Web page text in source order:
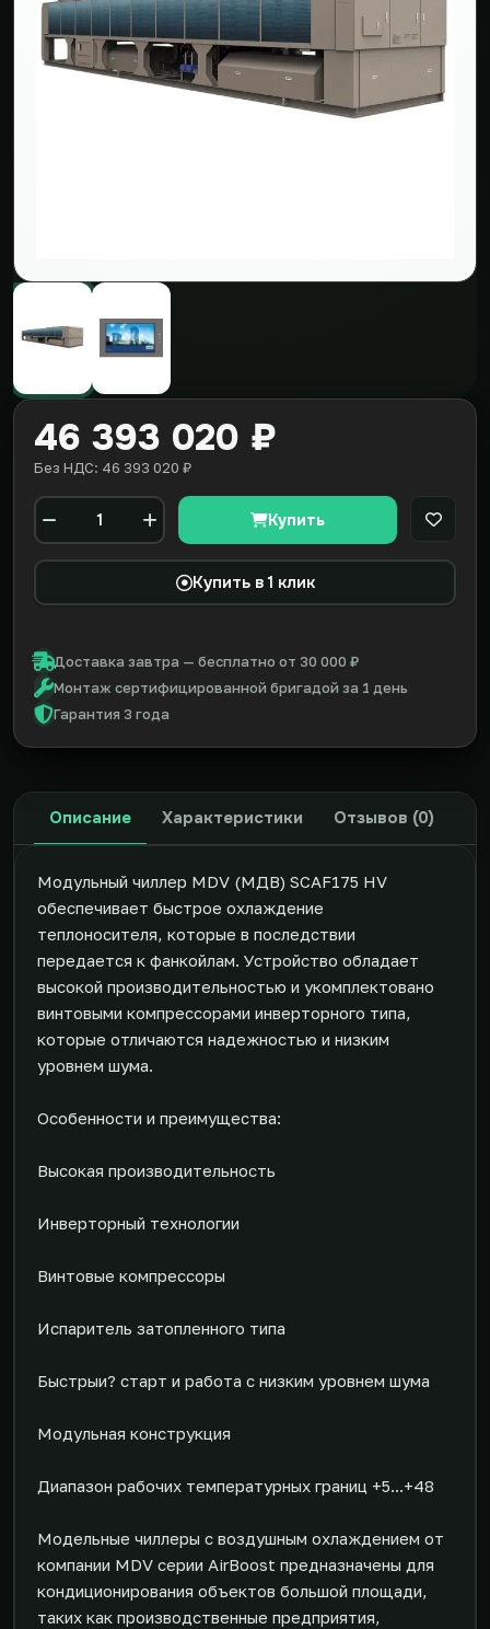
46 393 020 ₽
Без НДС: 46 393 020 ₽
Количество
Купить В
Купить в 1 клик
Доставка завтра — бесплатно от 30 000 ₽
Монтаж сертифицированной бригадой за 1 день
Гарантия 3 года
Описание Характеристики Отзывов (0)
Модульный чиллер MDV (МДВ) SCAF175 HV
обеспечивает быстрое охлаждение
теплоносителя, которые в последствии
передается к фанкойлам. Устройство обладает
высокой производительностью и укомплектовано
винтовыми компрессорами инверторного типа,
которые отличаются надежностью и низким
уровнем шума.
Особенности и преимущества:
Высокая производительность
Инверторный технологии
Винтовые компрессоры
Испаритель затопленного типа
Быстрыи? старт и работа с низким уровнем шума
Модульная конструкция
Диапазон рабочих температурных границ +5...+48
Модельные чиллеры с воздушным охлаждением от
компании MDV серии AirBoost предназначены для
кондиционирования объектов большой площади,
таких как производственные предприятия,